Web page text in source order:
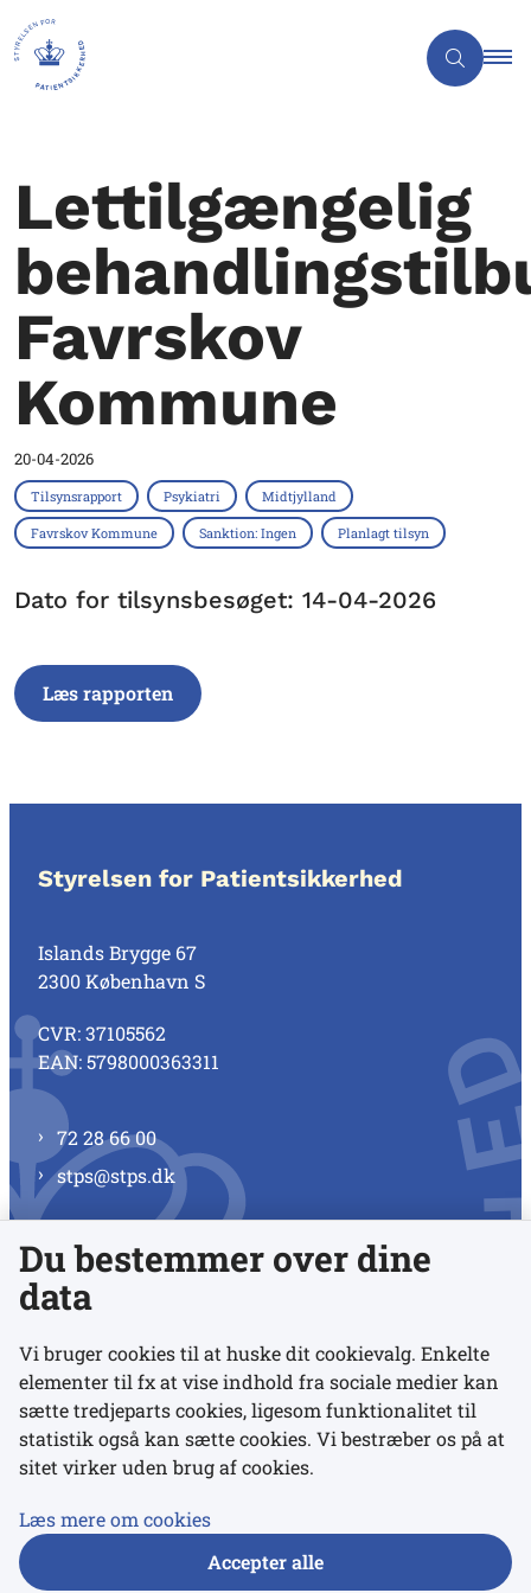
Lettilgængelig
Favrskov
Kommune
20-04-2026
Tilsynsrapport Psykiatri Midtjylland
Favrskov Kommune Sanktion: Ingen Planlagt tilsyn
Dato for tilsynsbesøget: 14-04-2026
Læs rapporten
Styrelsen for Patientsikkerhed
Islands Brygge 67
2300 København S
CVR: 37105562
EAN: 5798000363311
72 28 66 00
stps@stps.dk
Se alle kontaktnumre
Links
Udgivelser
Du bestemmer over dine
data
Vi bruger cookies til at huske dit cookievalg. Enkelte
elementer til fx at vise indhold fra sociale medier kan
sætte tredjeparts cookies, ligesom funktionalitet til
statistik også kan sætte cookies. Vi bestræber os på at
sitet virker uden brug af cookies.
Læs mere om cookies
Accepter alle